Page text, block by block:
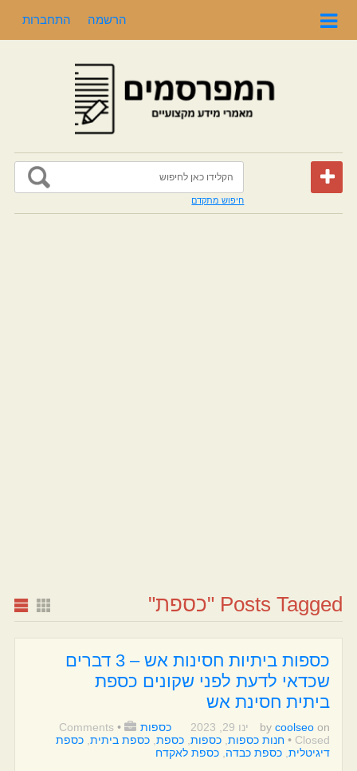
התחברות הרשמה
חיפוש מתקדם
Posts Tagged "כספת"
כספות ביתיות חסינות אש – 3 דברים
שכדאי לדעת לפני שקונים כספת
ביתית חסינת אש
bycoolseo on ינו 29, 2023 כספות •
Comments
Closed
• חנות כספות, כספות, כספת, כספת ביתית, כספת
דיגיטלית, כספת כבדה, כספת לאקדח